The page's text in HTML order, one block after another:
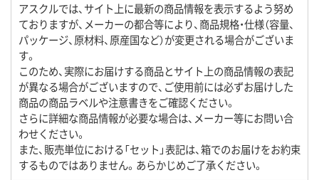
アスクルでは、サイト上に最新の商品情報を表示するよう努め
ておりますが、メーカーの都合等により、商品規格・仕様（容量、
パッケージ、原材料、原産国など）が変更される場合がございま
す。
このため、実際にお届けする商品とサイト上の商品情報の表記
が異なる場合がございますので、ご使用前には必ずお届けした
商品の商品ラベルや注意書きをご確認ください。
さらに詳細な商品情報が必要な場合は、メーカー等にお問い合
わせください。
また、販売単位における「セット」表記は、箱でのお届けをお約束
するものではありません。あらかじめご了承ください。